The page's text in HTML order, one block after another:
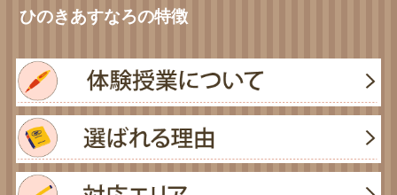
ひのきあすなろの特徴